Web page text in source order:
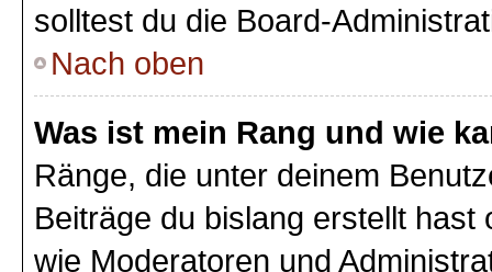
solltest du die Board-
Nach oben
Was ist mein Rang und wie
Ränge, die unter deinem
Beiträge du bislang erstellt
wie Moderatoren und